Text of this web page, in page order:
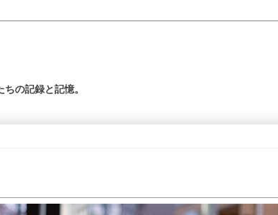
の記録と記憶。